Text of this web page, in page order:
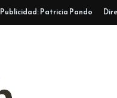
Publicidad: Patricia Pando